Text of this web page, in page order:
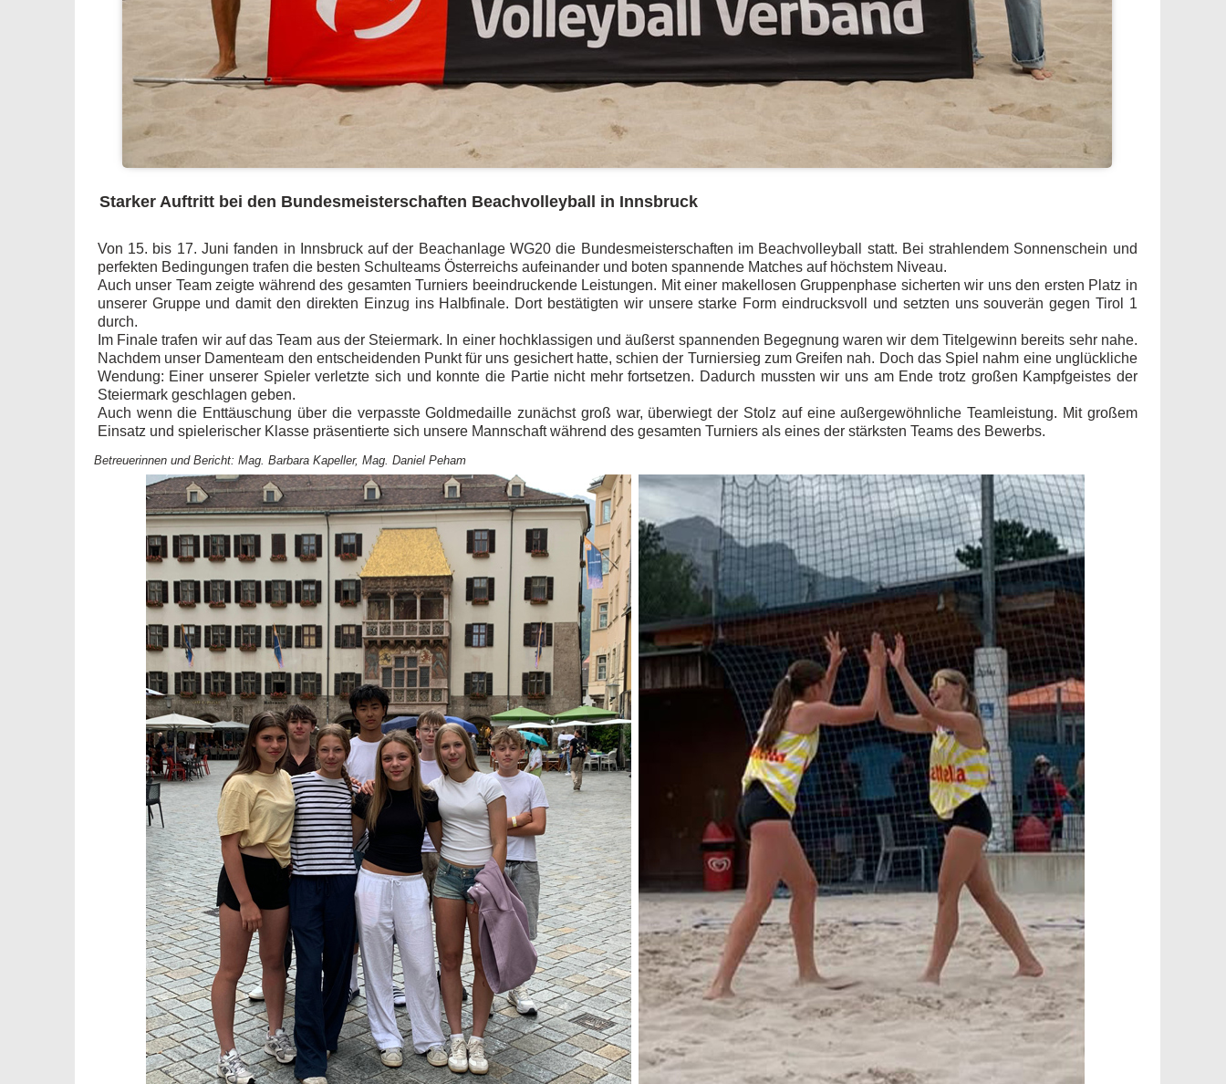
Starker Auftritt bei den Bundesmeisterschaften Beachvolleyball in Innsbruck
Von 15. bis 17. Juni fanden in Innsbruck auf der Beachanlage WG20 die Bundesmeisterschaften im Beachvolleyball statt. Bei strahlendem Sonnenschein und
perfekten Bedingungen trafen die besten Schulteams Österreichs aufeinander und boten spannende Matches auf höchstem Niveau.
Auch unser Team zeigte während des gesamten Turniers beeindruckende Leistungen. Mit einer makellosen Gruppenphase sicherten wir uns den ersten Platz in
unserer Gruppe und damit den direkten Einzug ins Halbfinale. Dort bestätigten wir unsere starke Form eindrucksvoll und setzten uns souverän gegen Tirol 1
durch.
Im Finale trafen wir auf das Team aus der Steiermark. In einer hochklassigen und äußerst spannenden Begegnung waren wir dem Titelgewinn bereits sehr nahe.
Nachdem unser Damenteam den entscheidenden Punkt für uns gesichert hatte, schien der Turniersieg zum Greifen nah. Doch das Spiel nahm eine unglückliche
Wendung: Einer unserer Spieler verletzte sich und konnte die Partie nicht mehr fortsetzen. Dadurch mussten wir uns am Ende trotz großen Kampfgeistes der
Steiermark geschlagen geben.
Auch wenn die Enttäuschung über die verpasste Goldmedaille zunächst groß war, überwiegt der Stolz auf eine außergewöhnliche Teamleistung. Mit großem
Einsatz und spielerischer Klasse präsentierte sich unsere Mannschaft während des gesamten Turniers als eines der stärksten Teams des Bewerbs.
Betreuerinnen und Bericht: Mag. Barbara Kapeller, Mag. Daniel Peham